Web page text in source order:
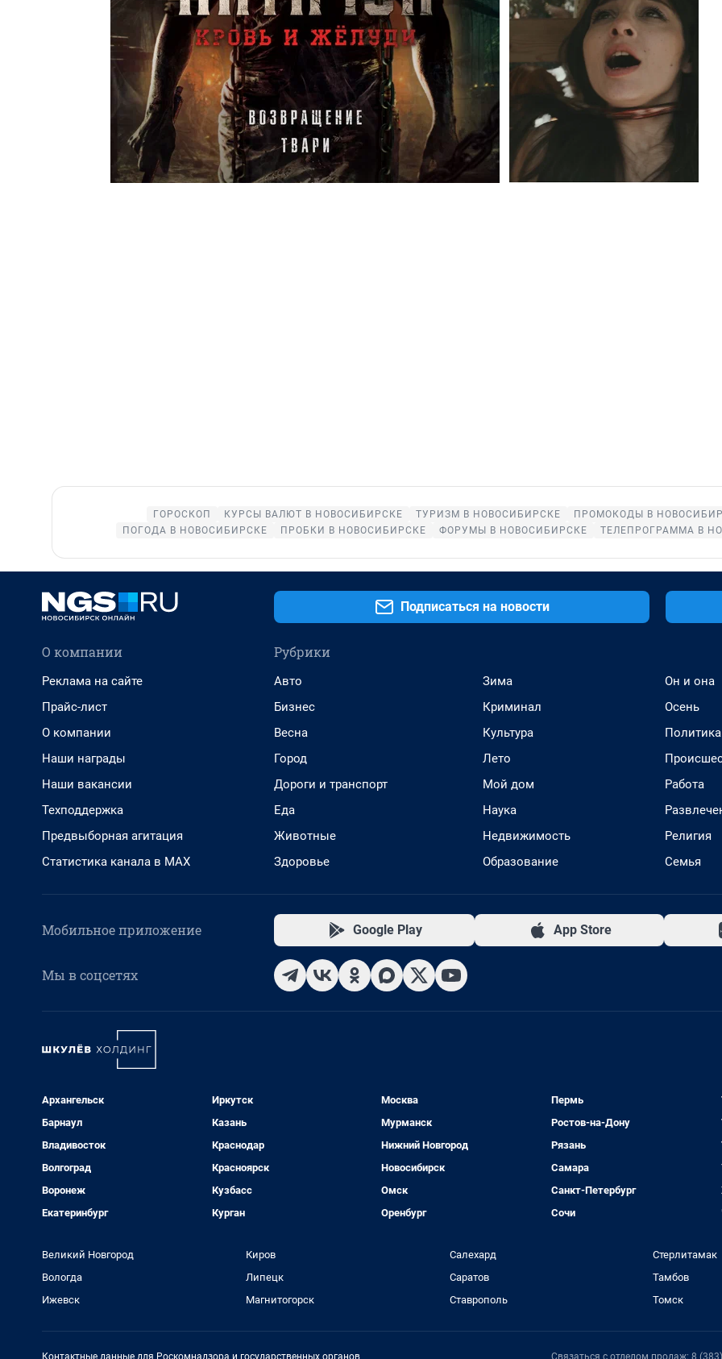
ГОРОСКОП КУРСЫ ВАЛЮТ В НОВОСИБИРСКЕ ТУРИЗМ В НОВОСИБИРСКЕ ПРОМОКОДЫ В
ПОГОДА В НОВОСИБИРСКЕ
ПРОБКИ В НОВОСИБИРСКЕ ФОРУМЫ В НОВОСИБИРСКЕ ТЕЛЕПРОГРАММА В
Подписаться на новости
О компании
Реклама на сайте
Прайс-лист
О компании
Наши награды
Наши вакансии
Техподдержка
Предвыборная агитация
Статистика канала в MAX
Рубрики
Авто
Бизнес
Весна
Город
Дороги и транспорт
Еда
Животные
Здоровье
Зима
Криминал
Культура
Лето
Мой дом
Наука
Недвижимость
Образование
Он и она
Осень
Политика
Работа
Религия
Семья
Мобильное приложение Google Play App Store
Мы в соцсетях
Архангельск
Барнаул
Владивосток
Волгоград
Воронеж
Екатеринбург
Иркутск
Казань
Краснодар
Красноярск
Кузбасс
Курган
Москва
Мурманск
Нижний Новгород
Новосибирск
Омск
Оренбург
Пермь
Ростов-на-Дону
Рязань
Самара
Санкт-Петербург
Сочи
Великий Новгород
Вологда
Ижевск
Киров
Липецк
Магнитогорск
Салехард
Саратов
Ставрополь
Стерлитамак
Тамбов
Томск